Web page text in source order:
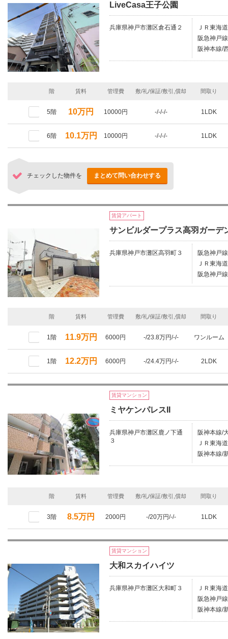
LiveCasa王子公園
兵庫県神戸市灘区倉石通２
ＪＲ東海
阪急神戸
阪神本線/
階 賃料 管理費 敷/礼/保証/敷引,償却 間取り
5階 10万円 10000円 -/-/-/- 1LDK
6階 10.1万円 10000円 -/-/-/- 1LDK
チェックした物件を まとめて問い合わせする
賃貸アパート
サンビルダープラス高羽ガーデ
兵庫県神戸市灘区高羽町３
阪急神戸
ＪＲ東海
阪急神戸
階 賃料 管理費 敷/礼/保証/敷引,償却 間取り
1階 11.9万円 6000円 -/23.8万円/-/- ワンルーム
1階 12.2万円 6000円 -/24.4万円/-/- 2LDK
賃貸マンション
ミヤケンパレスII
兵庫県神戸市灘区鹿ノ下通
３
阪神本線/
ＪＲ東海
阪神本線/
階 賃料 管理費 敷/礼/保証/敷引,償却 間取り
3階 8.5万円 2000円 -/20万円/-/- 1LDK
賃貸マンション
大和スカイハイツ
兵庫県神戸市灘区大和町３
ＪＲ東海
阪急神戸
阪神本線/